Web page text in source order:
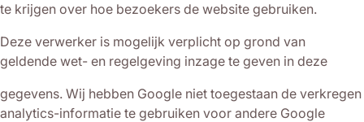
te krijgen over hoe bezoekers de website gebruiken.
Deze verwerker is mogelijk verplicht op grond van
geldende wet- en regelgeving inzage te geven in deze
gegevens. Wij hebben Google niet toegestaan de verkregen
analytics-informatie te gebruiken voor andere Google